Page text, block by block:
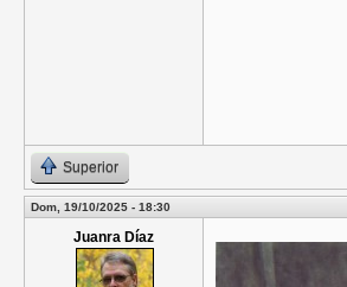
Superior
Dom, 19/10/2025 - 18:30
Juanra Díaz